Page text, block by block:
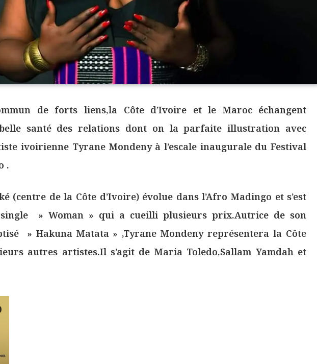
de forts liens,la Côte d’Ivoire et le Maroc échangent
belle santé des relations dont on la parfaite illustration avec
ivoirienne Tyrane Mondeny à l’escale inaugurale du Festival
.
(centre de la Côte d’Ivoire) évolue dans l’Afro Madingo et s’est
single » Woman » qui a cueilli plusieurs prix.Autrice de son
» Hakuna Matata » ,Tyrane Mondeny représentera la Côte
autres artistes.Il s’agit de Maria Toledo,Sallam Yamdah et